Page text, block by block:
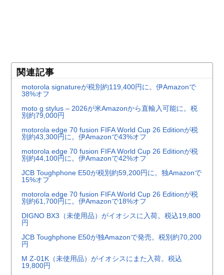
関連記事
motorola signatureが税別約119,400円に。伊Amazonで
38%オフ
moto g stylus – 2026が米Amazonから直輸入可能に。税
別約79,000円
motorola edge 70 fusion FIFA World Cup 26 Editionが税
別約43,300円に。伊Amazonで43%オフ
motorola edge 70 fusion FIFA World Cup 26 Editionが税
別約44,100円に。伊Amazonで42%オフ
JCB Toughphone E50が税別約59,200円に。独Amazonで
15%オフ
motorola edge 70 fusion FIFA World Cup 26 Editionが税
別約61,700円に。伊Amazonで18%オフ
DIGNO BX3（未使用品）がイオシスに入荷。税込19,800
円
JCB Toughphone E50が独Amazonで発売。税別約70,200
円
M Z-01K（未使用品）がイオシスにまた入荷。税込
19,800円